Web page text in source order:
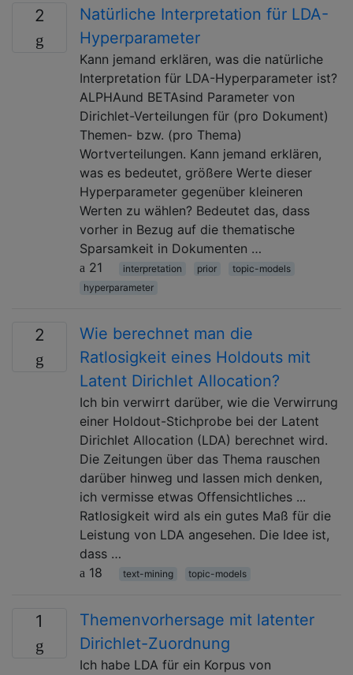
2
Natürliche Interpretation für LDA-
Hyperparameter
Kann jemand erklären, was die natürliche
Interpretation für LDA-Hyperparameter ist?
ALPHAund BETAsind Parameter von
Dirichlet-Verteilungen für (pro Dokument)
Themen- bzw. (pro Thema)
Wortverteilungen. Kann jemand erklären,
was es bedeutet, größere Werte dieser
Hyperparameter gegenüber kleineren
Werten zu wählen? Bedeutet das, dass
vorher in Bezug auf die thematische
Sparsamkeit in Dokumenten …
21
interpretation prior
topic-models
hyperparameter
2
Wie berechnet man die
Ratlosigkeit eines Holdouts mit
Latent Dirichlet Allocation?
Ich bin verwirrt darüber, wie die Verwirrung
einer Holdout-Stichprobe bei der Latent
Dirichlet Allocation (LDA) berechnet wird.
Die Zeitungen über das Thema rauschen
darüber hinweg und lassen mich denken,
ich vermisse etwas Offensichtliches ...
Ratlosigkeit wird als ein gutes Maß für die
Leistung von LDA angesehen. Die Idee ist,
dass …
18
text-mining topic-models
1
Themenvorhersage mit latenter
Dirichlet-Zuordnung
Ich habe LDA für ein Korpus von